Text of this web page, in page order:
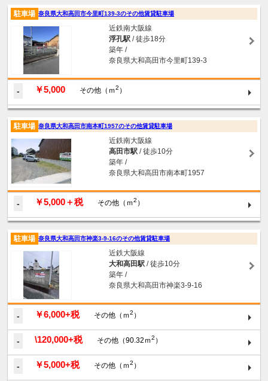
駐車場 奈良県大和高田市今里町139-3のその他賃貸駐車場
近鉄南大阪線
浮孔駅/ 徒歩18分
築年 /
奈良県大和高田市今里町139-3
- ￥5,000 その他（ｍ2 ）
駐車場 奈良県大和高田市南本町1957のその他賃貸駐車場
近鉄南大阪線
高田市駅/ 徒歩10分
築年 /
奈良県大和高田市南本町1957
- ￥5,000＋税 その他（ｍ2 ）
駐車場 奈良県大和高田市神楽3-9-16のその他賃貸駐車場
近鉄大阪線
大和高田駅/ 徒歩10分
築年 /
奈良県大和高田市神楽3-9-16
- ￥6,000+税 その他（ｍ2 ）
- \120,000+税 その他（90.32ｍ2 ）
- ￥5,000+税 その他（ｍ2 ）